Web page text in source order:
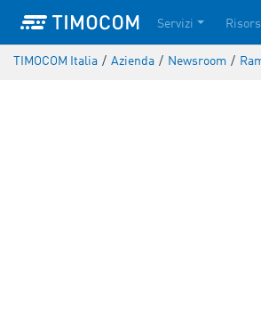
Servizi
TIMOCOM Italia / Azienda / Newsroom /